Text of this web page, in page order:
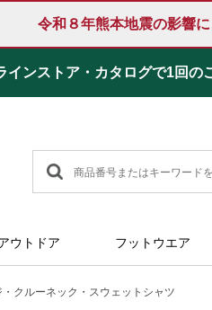
令和８年熊本地震の影響
インストア・カタログで1回の
ウトドア フットウエア
クルーネック・スウェットシャツ